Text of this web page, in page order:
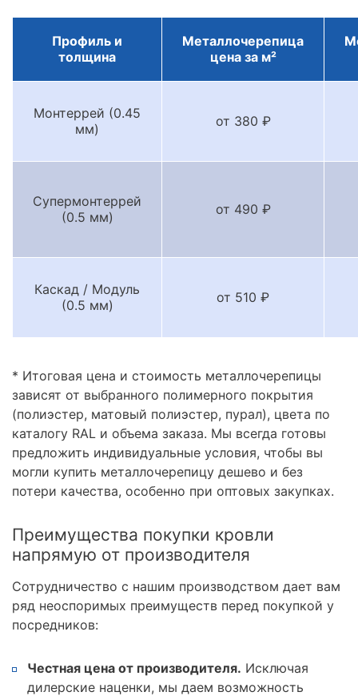
Профиль и
толщина
Металлочерепица
цена за м²
Монтеррей (0.45
мм)
от 380 ₽
Супермонтеррей
(0.5 мм)
от 490 ₽
Каскад / Модуль
(0.5 мм)
от 510 ₽
* Итоговая цена и стоимость металлочерепицы
зависят от выбранного полимерного покрытия
(полиэстер, матовый полиэстер, пурал), цвета по
каталогу RAL и объема заказа. Мы всегда готовы
предложить индивидуальные условия, чтобы вы
могли купить металлочерепицу дешево и без
потери качества, особенно при оптовых закупках.
Преимущества покупки кровли
напрямую от производителя
Сотрудничество с нашим производством дает вам
ряд неоспоримых преимуществ перед покупкой у
посредников:
Честная цена от производителя. Исключая
дилерские наценки, мы даем возможность